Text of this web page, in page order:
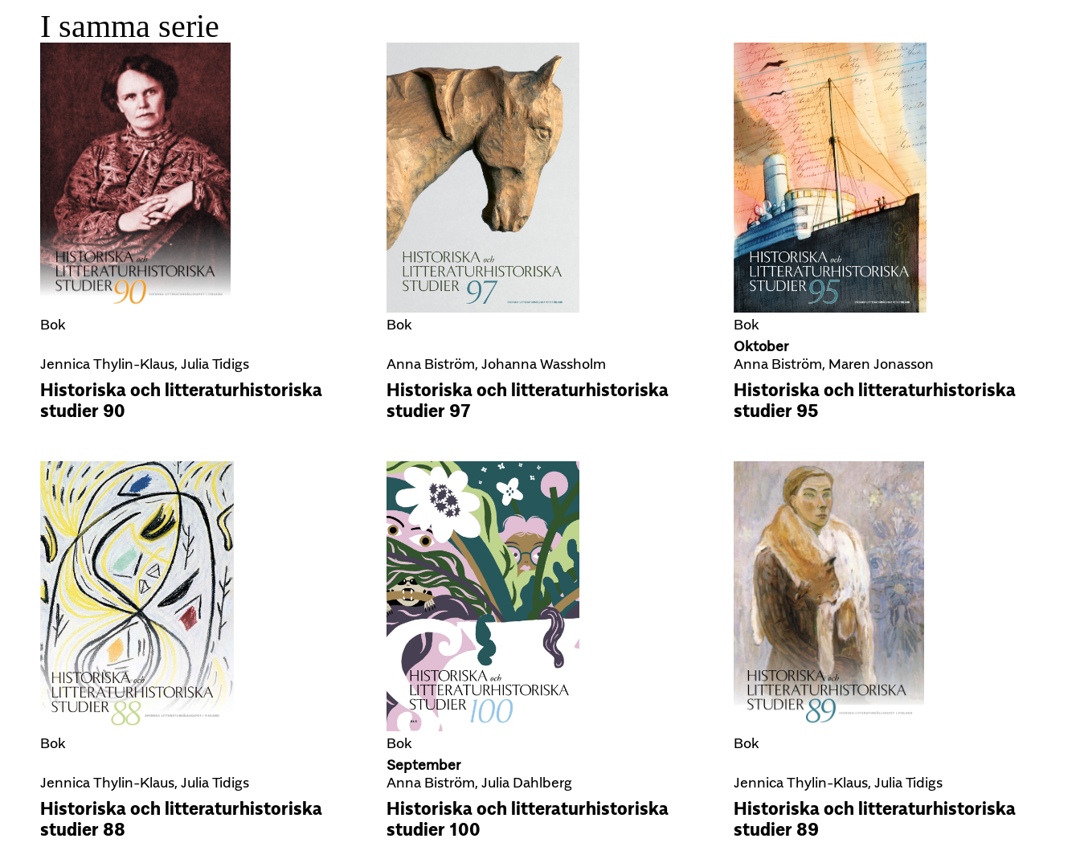
I samma serie
Bok
Jennica Thylin-Klaus, Julia Tidigs
Historiska och litteraturhistoriska
studier 90
Bok
Anna Biström, Johanna Wassholm
Historiska och litteraturhistoriska
studier 97
Bok
Oktober
Anna Biström, Maren Jonasson
Historiska och litteraturhistoriska
studier 95
Bok
Jennica Thylin-Klaus, Julia Tidigs
Historiska och litteraturhistoriska
studier 88
Bok
September
Anna Biström, Julia Dahlberg
Historiska och litteraturhistoriska
studier 100
Bok
Jennica Thylin-Klaus, Julia Tidigs
Historiska och litteraturhistoriska
studier 89